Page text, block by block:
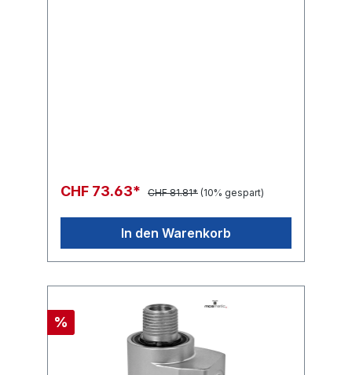
CHF 73.63* CHF 81.81* (10% gespart)
In den Warenkorb
%